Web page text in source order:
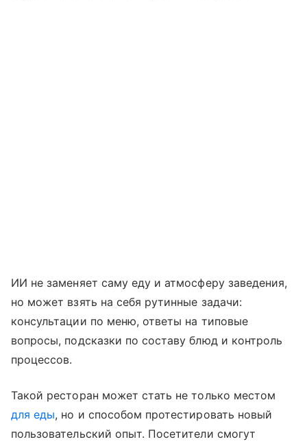
ИИ не заменяет саму еду и атмосферу заведения,
но может взять на себя рутинные задачи:
консультации по меню, ответы на типовые
вопросы, подсказки по составу блюд и контроль
процессов.
Такой ресторан может стать не только местом
для еды, но и способом протестировать новый
пользовательский опыт. Посетители смогут